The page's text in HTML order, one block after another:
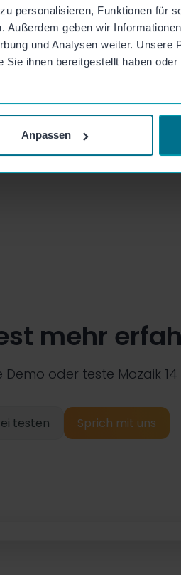
personalisieren, Funktionen für
geben wir
und Analysen weiter. Unsere
ihnen bereitgestellt haben
Anpassen
Alle Funktionen →
mehr
oder teste Mozaik
testen Sprich mit uns